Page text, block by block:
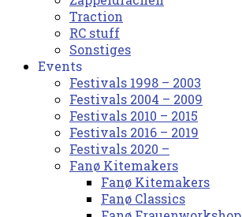
Traction
RC stuff
Sonstiges
Events
Festivals 1998 – 2003
Festivals 2004 – 2009
Festivals 2010 – 2015
Festivals 2016 – 2019
Festivals 2020 –
Fanø Kitemakers
Fanø Kitemakers
Fanø Classics